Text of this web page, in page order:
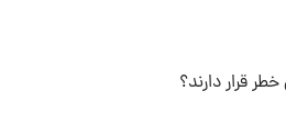
قرار دارند؟